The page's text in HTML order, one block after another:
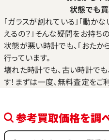
状態でも
｢ガラスが割れている｣｢動か
えるの？｣そんな疑問をお持ち
状態が悪い時計でも、｢おたか
行っています。
壊れた時計でも、古い時計で
す！まずは一度、無料査定をご
参考買取価格を調